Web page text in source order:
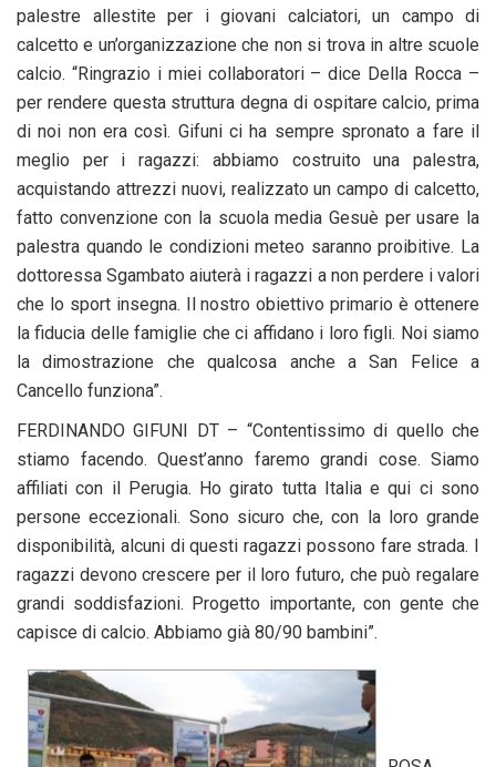
palestre allestite per i giovani calciatori, un campo di
calcetto e un’organizzazione che non si trova in altre scuole
calcio. “Ringrazio i miei collaboratori – dice Della Rocca –
per rendere questa struttura degna di ospitare calcio, prima
di noi non era così. Gifuni ci ha sempre spronato a fare il
meglio per i ragazzi: abbiamo costruito una palestra,
acquistando attrezzi nuovi, realizzato un campo di calcetto,
fatto convenzione con la scuola media Gesuè per usare la
palestra quando le condizioni meteo saranno proibitive. La
dottoressa Sgambato aiuterà i ragazzi a non perdere i valori
che lo sport insegna. Il nostro obiettivo primario è ottenere
la fiducia delle famiglie che ci affidano i loro figli. Noi siamo
la dimostrazione che qualcosa anche a San Felice a
Cancello funziona”.
FERDINANDO GIFUNI DT – “Contentissimo di quello che
stiamo facendo. Quest’anno faremo grandi cose. Siamo
affiliati con il Perugia. Ho girato tutta Italia e qui ci sono
persone eccezionali. Sono sicuro che, con la loro grande
disponibilità, alcuni di questi ragazzi possono fare strada. I
ragazzi devono crescere per il loro futuro, che può regalare
grandi soddisfazioni. Progetto importante, con gente che
capisce di calcio. Abbiamo già 80/90 bambini”.